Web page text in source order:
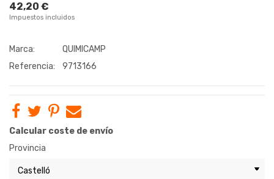
42,20 €
Impuestos incluidos
Marca:
QUIMICAMP
Referencia:
9713166
Calcular coste de envío
Provincia